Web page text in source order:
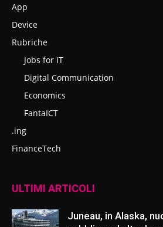
App
Device
Rubriche
Jobs for IT
Digital Communication
Economics
FantaICT
.ing
FinanceTech
ULTIMI ARTICOLI
Juneau, in Alaska,